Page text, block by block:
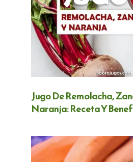
Jugo De Remolacha,
Naranja: Receta Y